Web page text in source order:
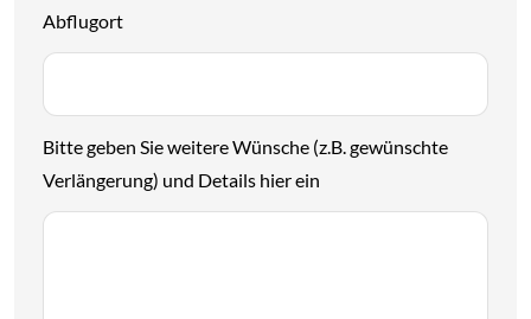
Abflugort
Bitte geben Sie weitere Wünsche (z.B. gewünschte
Verlängerung) und Details hier ein